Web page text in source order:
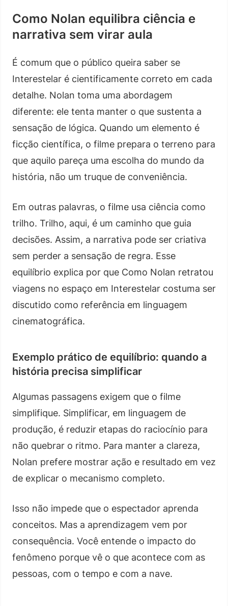
Como Nolan equilibra ciência e
narrativa sem virar aula
É comum que o público queira saber se
Interestelar é cientificamente correto em cada
detalhe. Nolan toma uma abordagem
diferente: ele tenta manter o que sustenta a
sensação de lógica. Quando um elemento é
ficção científica, o filme prepara o terreno para
que aquilo pareça uma escolha do mundo da
história, não um truque de conveniência.
Em outras palavras, o filme usa ciência como
trilho. Trilho, aqui, é um caminho que guia
decisões. Assim, a narrativa pode ser criativa
sem perder a sensação de regra. Esse
equilíbrio explica por que Como Nolan retratou
viagens no espaço em Interestelar costuma ser
discutido como referência em linguagem
cinematográfica.
Exemplo prático de equilíbrio: quando a
história precisa simplificar
Algumas passagens exigem que o filme
simplifique. Simplificar, em linguagem de
produção, é reduzir etapas do raciocínio para
não quebrar o ritmo. Para manter a clareza,
Nolan prefere mostrar ação e resultado em vez
de explicar o mecanismo completo.
Isso não impede que o espectador aprenda
conceitos. Mas a aprendizagem vem por
consequência. Você entende o impacto do
fenômeno porque vê o que acontece com as
pessoas, com o tempo e com a nave.